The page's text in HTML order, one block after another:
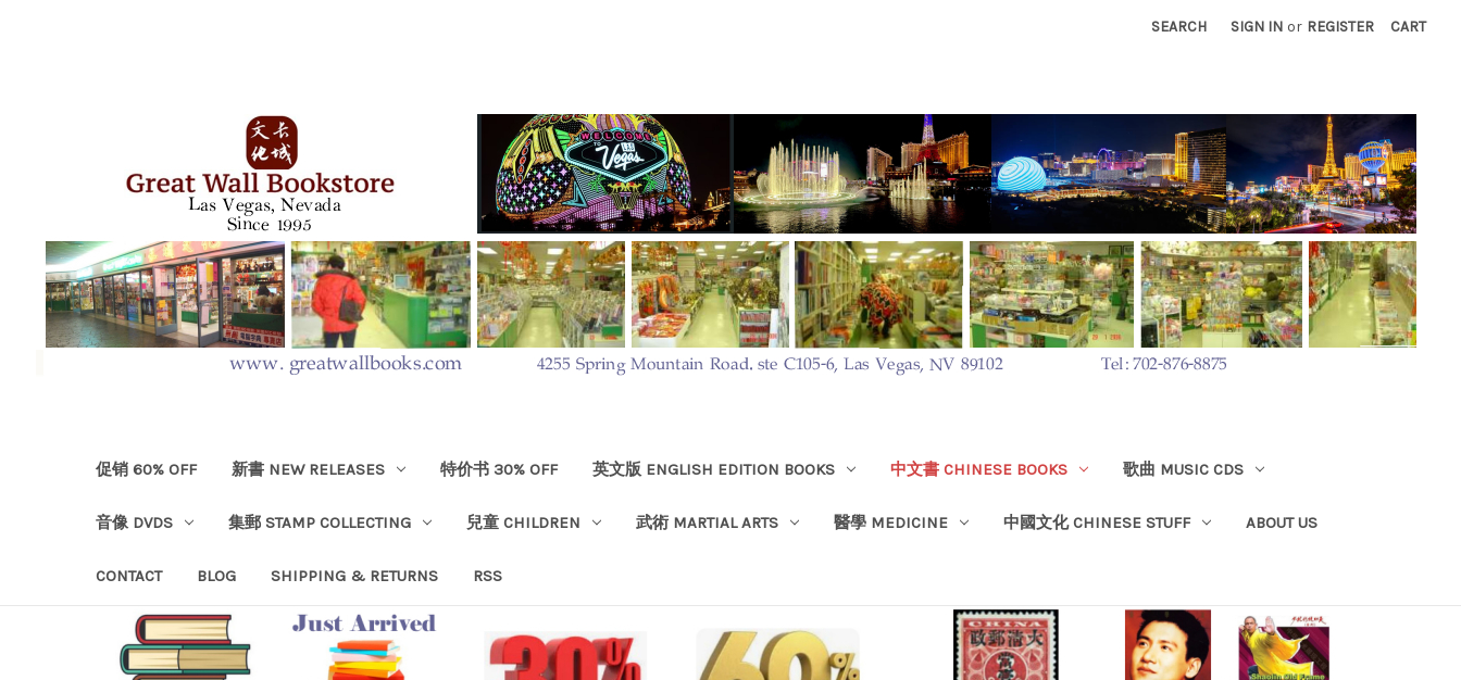
SEARCH SIGN IN or REGISTER CART
促销 60% OFF 新書 NEW RELEASES 特价书 30% OFF 英文版 ENGLISH EDITION BOOKS 中文書 CHINESE BOOKS 歌曲 MUSIC CDS
音像 DVDS 集郵 STAMP COLLECTING 兒童 CHILDREN 武術 MARTIAL ARTS 醫學 MEDICINE 中國文化 CHINESE STUFF ABOUT US
CONTACT BLOG SHIPPING & RETURNS RSS